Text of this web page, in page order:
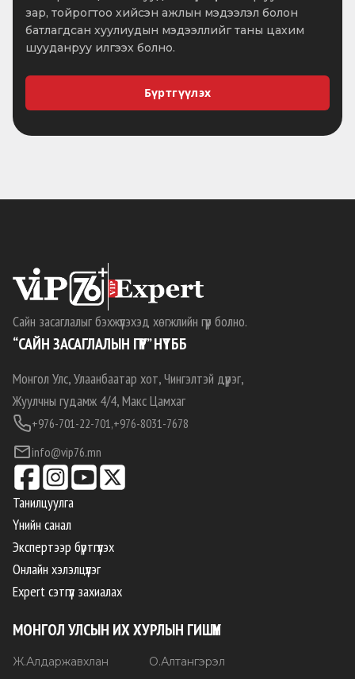
зар, тойрогтоо хийсэн ажлын мэдээлэл болон
батлагдсан хуулиудын мэдээллийг таны цахим
шууданруу илгээх болно.
Бүртгүүлэх
Сайн засаглалыг бэхжүүлэхэд хөгжлийн гүүр болно.
“САЙН ЗАСАГЛАЛЫН ГҮҮР” НҮТББ
Монгол Улс, Улаанбаатар хот, Чингэлтэй дүүрэг,
Жуулчны гудамж 4/4, Макс Цамхаг
+976-701-22-701,+976-8031-7678
info@vip76.mn
Танилцуулга
Үнийн санал
Экспертээр бүртгүүлэх
Онлайн хэлэлцүүлэг
Expert сэтгүүл захиалах
МОНГОЛ УЛСЫН ИХ ХУРЛЫН ГИШҮҮН
Ж.Алдаржавхлан О.Алтангэрэл